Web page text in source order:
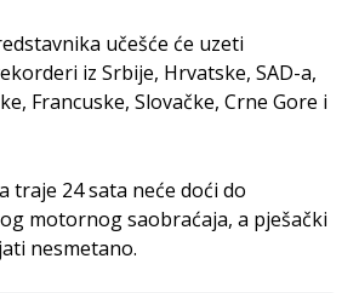
učešće će uzeti
iz Srbije, Hrvatske, SAD-a,
Francuske, Slovačke, Crne Gore i
traje 24 sata neće doći do
motornog saobraćaja, a pješački
nesmetano.